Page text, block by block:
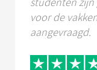
voor de
aangevraagd.